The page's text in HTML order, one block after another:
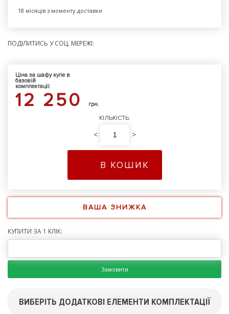
18 місяців з моменту доставки
ПОДІЛИТИСЬ У СОЦ. МЕРЕЖІ:
Ціна за шафу купе в
базовій
комплектації:
12 250 грн.
КІЛЬКІСТЬ:
< >
В КОШИК
ВАША ЗНИЖКА
КУПИТИ ЗА 1 КЛІК:
Замовити
ВИБЕРІТЬ ДОДАТКОВІ ЕЛЕМЕНТИ КОМПЛЕКТАЦІЇ